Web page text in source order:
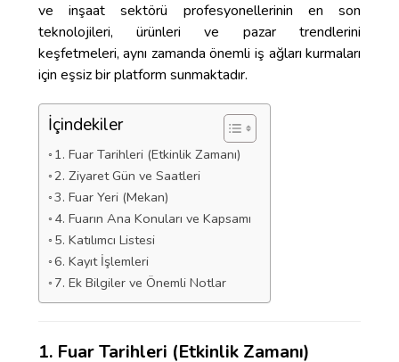
ve inşaat sektörü profesyonellerinin en son
teknolojileri, ürünleri ve pazar trendlerini
keşfetmeleri, aynı zamanda önemli iş ağları kurmaları
için eşsiz bir platform sunmaktadır.
İçindekiler
1. Fuar Tarihleri (Etkinlik Zamanı)
2. Ziyaret Gün ve Saatleri
3. Fuar Yeri (Mekan)
4. Fuarın Ana Konuları ve Kapsamı
5. Katılımcı Listesi
6. Kayıt İşlemleri
7. Ek Bilgiler ve Önemli Notlar
1. Fuar Tarihleri (Etkinlik Zamanı)